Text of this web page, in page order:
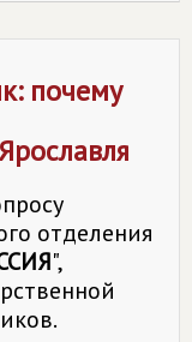
почему
отделения
",